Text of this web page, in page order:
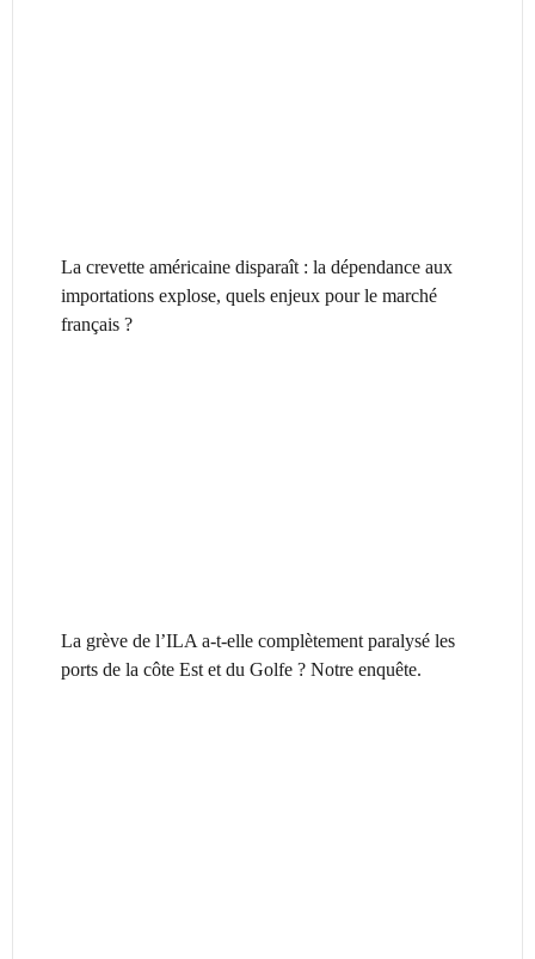
La crevette américaine disparaît : la dépendance aux
importations explose, quels enjeux pour le marché
français ?
La grève de l’ILA a-t-elle complètement paralysé les
ports de la côte Est et du Golfe ? Notre enquête.